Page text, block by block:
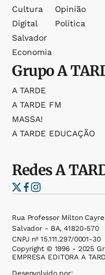
Cultura
Digital
Salvador
Economia
Opinião
Política
GrupoA
A TARDE
A TARDE FM
MASSA!
A TARDE EDUCAÇÃO
RedesA
Rua Professor Milton
Salvador - BA, 41820-570
CNPJ nº 15.111.297/0001-30
Copyright © 1996 - 2025
EMPRESA EDITORA A
Desenvolvido por: